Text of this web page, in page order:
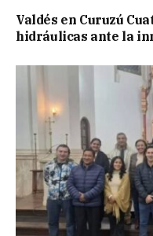
Valdés en Curuzú
hidráulicas ante la